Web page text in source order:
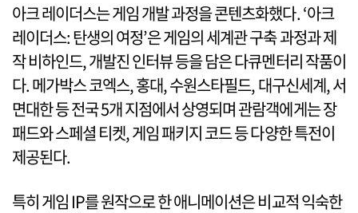
아크 레이더스는 게임 개발 과정을 콘텐츠화했다. ‘아크
레이더스: 탄생의 여정’은 게임의 세계관 구축 과정과 제
작 비하인드, 개발진 인터뷰 등을 담은 다큐멘터리 작품이
다. 메가박스 코엑스, 홍대, 수원스타필드, 대구신세계, 서
면대한 등 전국 5개 지점에서 상영되며 관람객에게는 장
패드와 스페셜 티켓, 게임 패키지 코드 등 다양한 특전이
제공된다.
특히 게임 IP를 원작으로 한 애니메이션은 비교적 익숙한